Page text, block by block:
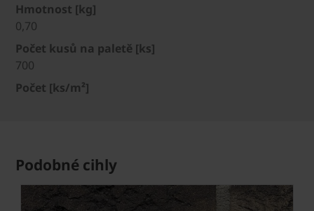
Hmotnost [kg]
0,70
Počet kusů na paletě [ks]
700
Počet [ks/m²]
Podobné cihly